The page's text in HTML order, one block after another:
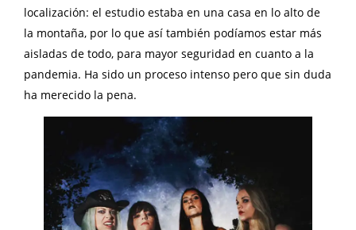
localización: el estudio estaba en una casa en lo alto de
la montaña, por lo que así también podíamos estar más
aisladas de todo, para mayor seguridad en cuanto a la
pandemia. Ha sido un proceso intenso pero que sin duda
ha merecido la pena.